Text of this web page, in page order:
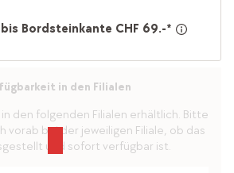
Bordsteinkante CHF 69.-*
in den Filialen
den folgenden Filialen erhältlich. Bitte
vorab bei der jeweiligen Filiale, ob das
und sofort verfügbar ist.